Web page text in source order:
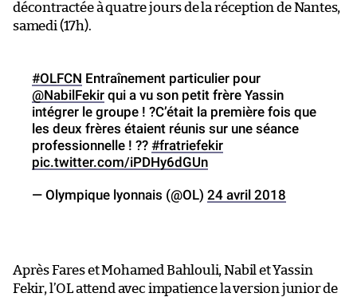
décontractée à quatre jours de la réception de Nantes,
samedi (17h).
#OLFCN Entraînement particulier pour
@NabilFekir qui a vu son petit frère Yassin
intégrer le groupe ! ?C’était la première fois que
les deux frères étaient réunis sur une séance
professionnelle ! ?? #fratriefekir
pic.twitter.com/iPDHy6dGUn
— Olympique lyonnais (@OL) 24 avril 2018
Après Fares et Mohamed Bahlouli, Nabil et Yassin
Fekir, l’OL attend avec impatience la version junior de